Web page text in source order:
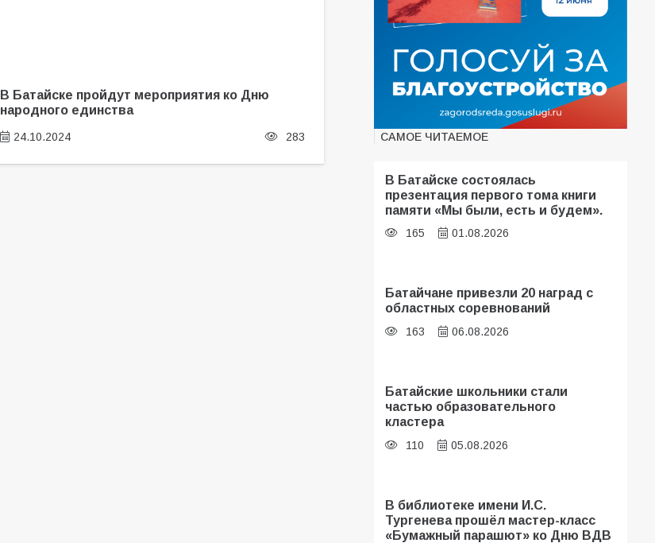
В Батайске пройдут мероприятия ко Дню
народного единства
24.10.2024 283 САМОЕ ЧИТАЕМОЕ
В Батайске состоялась
презентация первого тома книги
памяти «Мы были, есть и будем».
165 01.08.2026
Батайчане привезли 20 наград с
областных соревнований
163 06.08.2026
Батайские школьники стали
частью образовательного
кластера
110 05.08.2026
В библиотеке имени И.С.
Тургенева прошёл мастер-класс
«Бумажный парашют» ко Дню ВДВ